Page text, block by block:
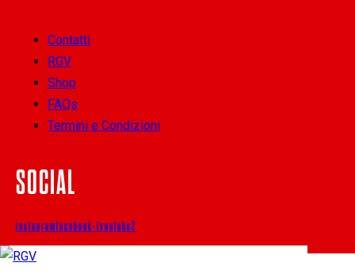
Contatti
RGV
Shop
FAQs
Termini e Condizioni
SOCIAL
instagramfacebook-1 youtube2